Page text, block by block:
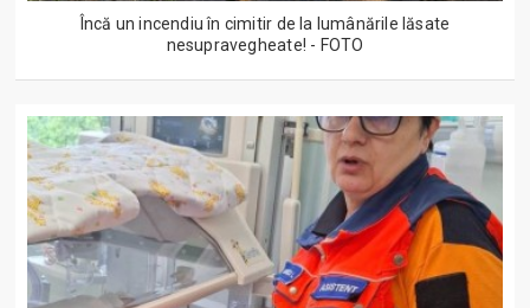
Încă un incendiu în cimitir de la lumânările lăsate
nesupravegheate! - FOTO